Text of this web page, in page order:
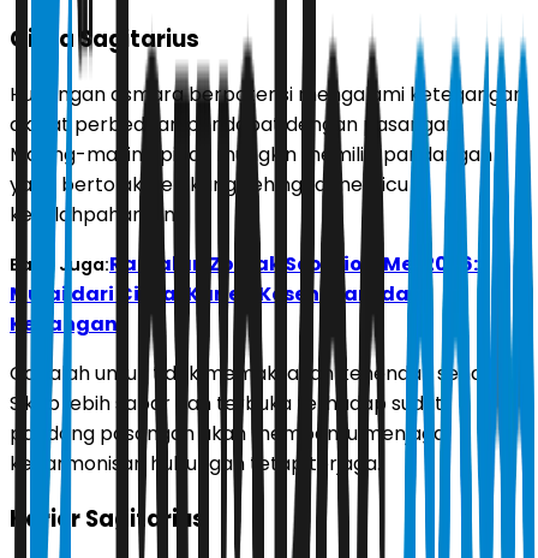
Cinta Sagitarius
Hubungan asmara berpotensi mengalami ketegangan
akibat perbedaan pendapat dengan pasangan.
Masing-masing pihak mungkin memiliki pandangan
yang bertolak belakang sehingga memicu
kesalahpahaman.
Baca Juga:Ramalan Zodiak Scorpio 9 Mei 2026:
Mulai dari Cinta, Karier, Kesehatan, dan
Keuangan
Cobalah untuk tidak memaksakan kehendak sendiri.
Sikap lebih sabar dan terbuka terhadap sudut
pandang pasangan akan membantu menjaga
keharmonisan hubungan tetap terjaga.
Karier Sagitarius